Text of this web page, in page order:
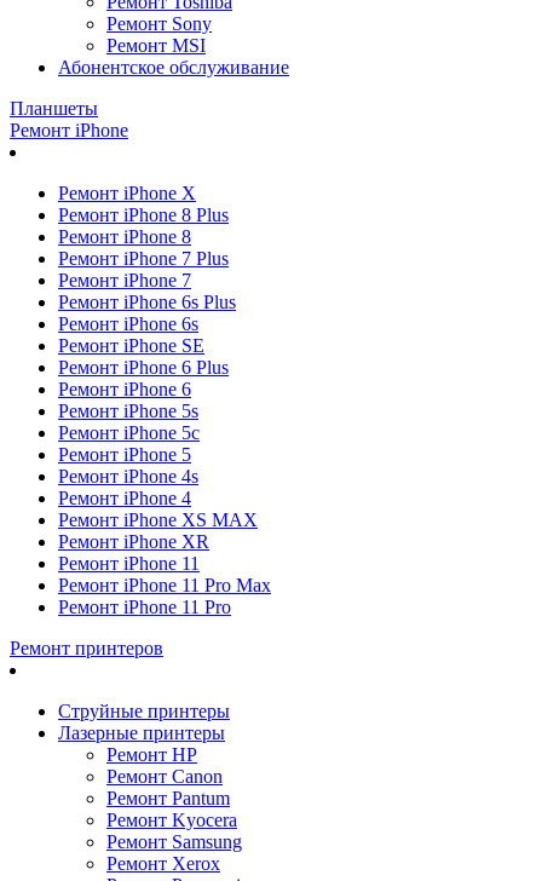
Ремонт Sony
Ремонт MSI
Абонентское обслуживание
Планшеты
Ремонт iPhone
Ремонт iPhone X
Ремонт iPhone 8 Plus
Ремонт iPhone 8
Ремонт iPhone 7 Plus
Ремонт iPhone 7
Ремонт iPhone 6s Plus
Ремонт iPhone 6s
Ремонт iPhone SE
Ремонт iPhone 6 Plus
Ремонт iPhone 6
Ремонт iPhone 5s
Ремонт iPhone 5c
Ремонт iPhone 5
Ремонт iPhone 4s
Ремонт iPhone 4
Ремонт iPhone XS MAX
Ремонт iPhone XR
Ремонт iPhone 11
Ремонт iPhone 11 Pro Max
Ремонт iPhone 11 Pro
Ремонт принтеров
Струйные принтеры
Лазерные принтеры
Ремонт HP
Ремонт Canon
Ремонт Pantum
Ремонт Kyocera
Ремонт Samsung
Ремонт Xerox